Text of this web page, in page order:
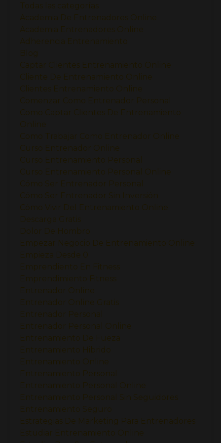
Todas las categorías
Academia De Entrenadores Online
Academia Entrenadores Online
Adherencia Entrenamiento
Blog
Captar Clientes Entrenamiento Online
Cliente De Entrenamiento Online
Clientes Entrenamiento Online
Comenzar Como Entrenador Personal
Como Captar Clientes De Entrenamiento
Online
Como Trabajar Como Entrenador Online
Curso Entrenador Online
Curso Entrenamiento Personal
Curso Entrenamiento Personal Online
Cómo Ser Entrenador Personal
Cómo Ser Entrenador Sin Inversión
Cómo Vivir Del Entrenamiento Online
Descarga Gratis
Dolor De Hombro
Empezar Negocio De Entrenamiento Online
Empieza Desde 0
Emprendiento En Fitness
Emprendimiento Fitness
Entrenador Online
Entrenador Online Gratis
Entrenador Personal
Entrenador Personal Online
Entrenamiento De Fueza
Entrenamiento Hibrido
Entrenamiento Online
Entrenamiento Personal
Entrenamiento Personal Online
Entrenamiento Personal Sin Seguidores
Entrenamiento Seguro
Estrategias De Marketing Para Entrenadores
Estudiar Entrenamiento Online